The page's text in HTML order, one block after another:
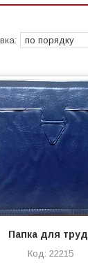
Папка для
22215